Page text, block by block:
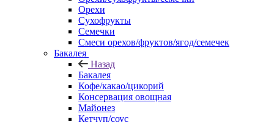
Орехи
Сухофрукты
Семечки
Смеси орехов/фруктов/ягод/семечек
Бакалея
Назад
Бакалея
Кофе/какао/цикорий
Консервация овощная
Майонез
Кетчуп/соус